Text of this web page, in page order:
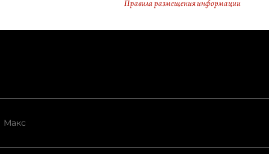
Правила размещения информации
Макс